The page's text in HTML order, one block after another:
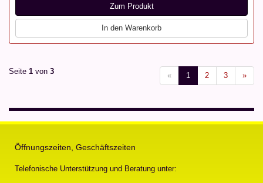
Zum Produkt
In den Warenkorb
Seite 1 von 3 « 1 2 3 »
Öffnungszeiten, Geschäftszeiten
Telefonische Unterstützung und Beratung unter: